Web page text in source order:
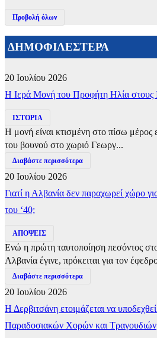
Προβολή όλων
ΔΗΜΟΦΙΛΕΣΤΕΡΑ
20 Ιουλίου 2026
​Η Ιερά Μονή του Προφήτη Ηλία στους
ΙΣΤΟΡΙΑ
Η μονή είναι κτισμένη στο πίσω μέρος
του βουνού στο χωριό Γεωργ...
Διαβάστε περισσότερα
20 Ιουλίου 2026
Γιατί η Αλβανία δεν παραχωρεί χώρο
του ‘40;
ΑΠΟΨΕΙΣ
Ενώ η πρώτη ταυτοποίηση πεσόντος
Αλβανία έγινε, πρόκειται για τον
Διαβάστε περισσότερα
20 Ιουλίου 2026
Η Δερβιτσάνη ετοιμάζεται να
Παραδοσιακών Χορών και Τραγουδιών